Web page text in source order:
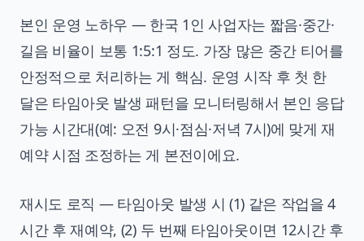
본인 운영 노하우 — 한국 1인 사업자는 짧음·중간·
길음 비율이 보통 1:5:1 정도. 가장 많은 중간 티어를
안정적으로 처리하는 게 핵심. 운영 시작 후 첫 한
달은 타임아웃 발생 패턴을 모니터링해서 본인 응답
가능 시간대(예: 오전 9시·점심·저녁 7시)에 맞게 재
예약 시점 조정하는 게 본전이에요.
재시도 로직 — 타임아웃 발생 시 (1) 같은 작업을 4
시간 후 재예약, (2) 두 번째 타임아웃이면 12시간 후